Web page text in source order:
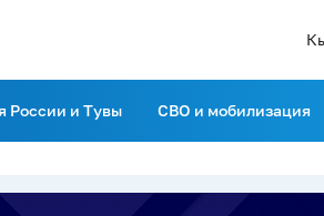
России и Тувы СВО и мобилизация